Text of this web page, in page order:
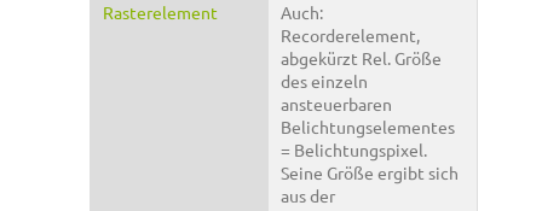
Rasterelement
Auch:
Recorderelement,
abgekürzt Rel. Größe
des einzeln
ansteuerbaren
Belichtungselementes
= Belichtungspixel.
Seine Größe ergibt sich
aus der